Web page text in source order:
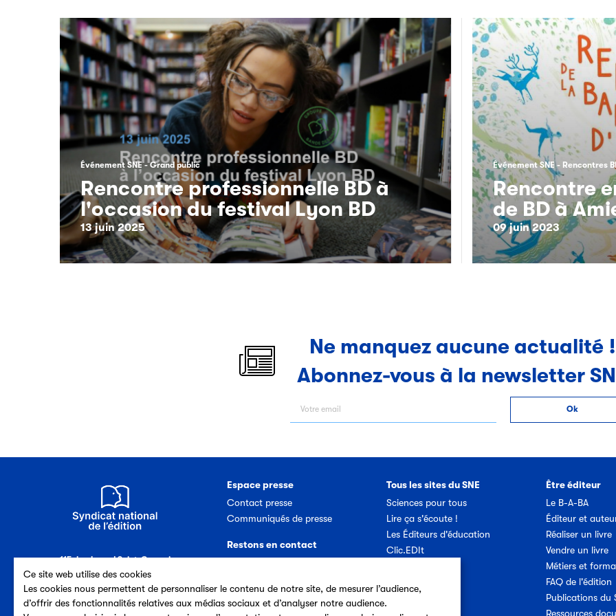
Ce site web utilise des cookies
Les cookies nous permettent de personnaliser le contenu de notre site, de mesurer l’audience,
d’offrir des fonctionnalités relatives aux médias sociaux et d’analyser notre audience.
Événement SNE Grand public
Rencontre professionnelle BD à
l'occasion du festival Lyon BD
13 juin 2025
Événement SNE Rencontres
Rencontre
de BD à
09 juin 2023
Ne manquez aucune actualité !
Abonnez-vous à la newsletter
115, boulevard Saint-Germain
75006 Paris (France)
Espace presse
Contact presse
Communiqués de presse
Restons en contact
Tous les sites du SNE
Sciences pour tous
Lire ça s'écoute !
Les Éditeurs d'éducation
Clic.EDIt
Offres d'emploi
Être éditeur
Le B-A-BA
Éditeur et
Réaliser un livre
Vendre un livre
Métiers et
FAQ de l'édition
Publications du
Ressources